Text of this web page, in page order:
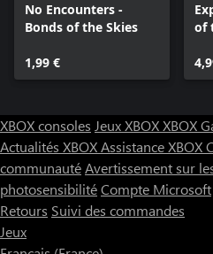
No Encounters -
Bonds of the Skies
1,99 €
of
XBOX consoles Jeux XBOXXBOX
Actualités XBOXAssistance XBOX
communautéAvertissement sur
photosensibilitéCompte Microsoft
Retours Suivi des commandes
Jeux